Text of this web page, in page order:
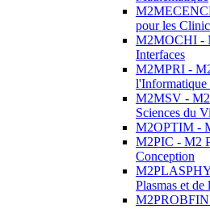
pour les
M2MOCHI -
Interfaces
M2MPRI -
M2MSV - M2
Sciences du
M2OPTIM -
M2PIC - M2
Conception
Plasmas et de
M2PROBFIN